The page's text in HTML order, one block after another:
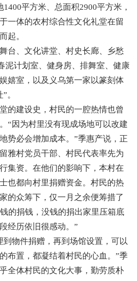
平方米、总面积2900平方米，
一体的农村综合性文化礼堂在留
起。
、文化讲堂、村史长廊、乡愁
泥计划室、健身房、排舞室、健康
嬉室，以及义乌第一家以篆刻体
。
建设史，村民的一腔热情也曾
“因为村里没有现成场地可以改建
势必会增加成本。”季惠产说，正
雅村党员干部、村民代表率先为
集资。在他们的影响下，本村在
也都向村里捐赠资金。村民的热
的众筹下，仅一月之余便筹措了
的捐钱，没钱的捐出家里压箱底
经历依旧很感动。”
物件捐赠，再到场馆设置，可以
布置，都凝结着村民的心血。”季
全体村民的文化大事，勤劳质朴